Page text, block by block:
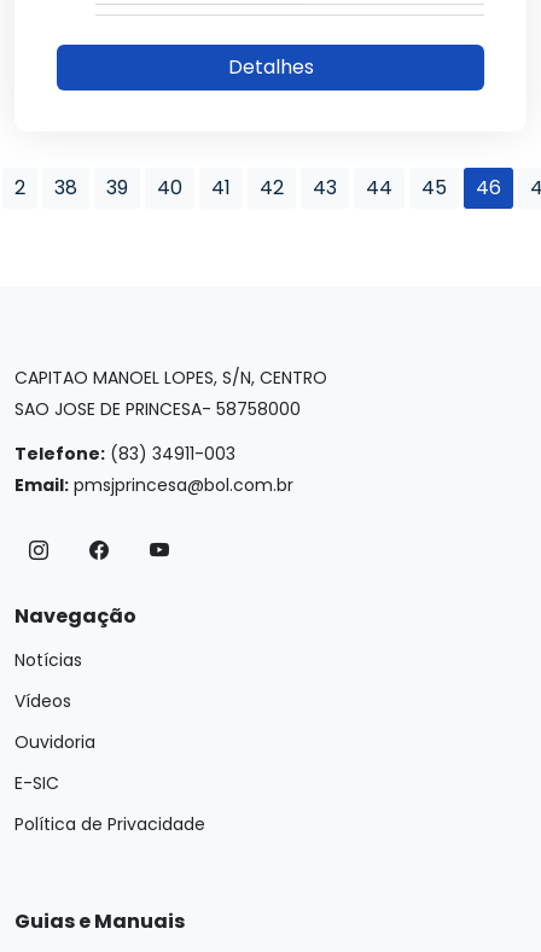
Detalhes
2 38 39 40 41 42 43 44 45 46
CAPITAO MANOEL LOPES, S/N, CENTRO
SAO JOSE DE PRINCESA- 58758000
Telefone: (83) 34911-003
Email: pmsjprincesa@bol.com.br
Navegação
Notícias
Vídeos
Ouvidoria
E-SIC
Política de Privacidade
Guias e Manuais